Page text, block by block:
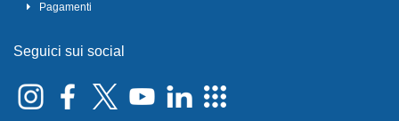
Pagamenti
Seguici sui social